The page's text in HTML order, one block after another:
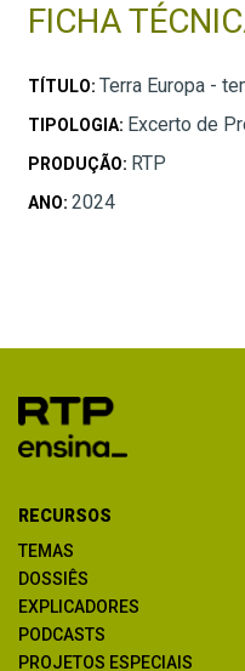
FICHA
TÍTULO: Terra Europa -
TIPOLOGIA: Excerto de
PRODUÇÃO: RTP
ANO: 2024
RECURSOS
TEMAS
DOSSIÊS
EXPLICADORES
PODCASTS
PROJETOS ESPECIAIS